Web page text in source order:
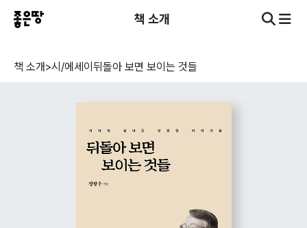
책 소개
책 소개>시/에세이 뒤돌아 보면 보이는 것들